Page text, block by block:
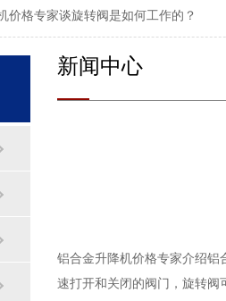
价格专家谈旋转阀是如何工作的？
新闻中心
铝合金升降机价格专家介绍铝
速打开和关闭的阀门，旋转阀